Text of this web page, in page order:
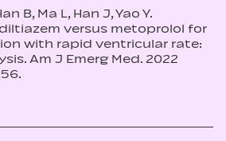
B, Ma L, Han J, Yao Y.
versus metoprolol for
with rapid ventricular rate:
Am J Emerg Med. 2022